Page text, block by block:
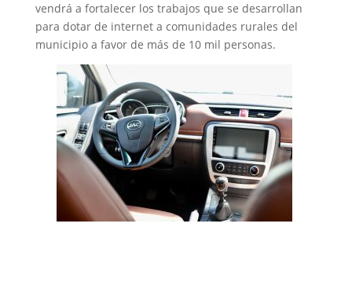
vendrá a fortalecer los trabajos que se desarrollan
para dotar de internet a comunidades rurales del
municipio a favor de más de 10 mil personas.